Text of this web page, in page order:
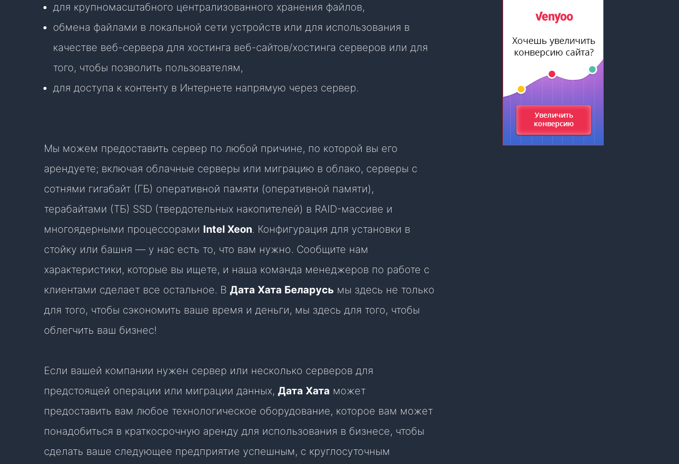
для крупномасштабного централизованного хранения файлов,
обмена файлами в локальной сети устройств или для использования в
качестве веб-сервера для хостинга веб-сайтов/хостинга серверов или для
того, чтобы позволить пользователям,
для доступа к контенту в Интернете напрямую через сервер.
Мы можем предоставить сервер по любой причине, по которой вы его
арендуете; включая облачные серверы или миграцию в облако, серверы с
сотнями гигабайт (ГБ) оперативной памяти (оперативной памяти),
терабайтами (ТБ) SSD (твердотельных накопителей) в RAID-массиве и
многоядерными процессорами Intel Xeon. Конфигурация для установки в
стойку или башня — у нас есть то, что вам нужно. Сообщите нам
характеристики, которые вы ищете, и наша команда менеджеров по работе с
клиентами сделает все остальное. В Дата Хата Беларусь мы здесь не только
для того, чтобы сэкономить ваше время и деньги, мы здесь для того, чтобы
облегчить ваш бизнес!
Если вашей компании нужен сервер или несколько серверов для
предстоящей операции или миграции данных, Дата Хата может
предоставить вам любое технологическое оборудование, которое вам может
понадобиться в краткосрочную аренду для использования в бизнесе, чтобы
сделать ваше следующее предприятие успешным, с круглосуточным